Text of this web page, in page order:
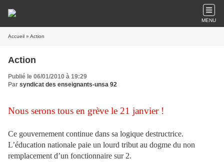
MENU
Accueil » Action
Action
Publié le 06/01/2010 à 19:29
Par syndicat des enseignants-unsa 92
Nous serons tous en grève le 21 janvier !
Ce gouvernement continue dans sa logique destructrice.
L’éducation nationale paie un lourd tribut au dogme du non
remplacement d’un fonctionnaire sur 2.